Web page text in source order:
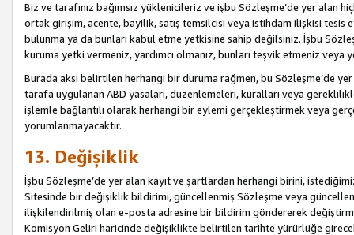
Biz ve tarafınız bağımsız yüklenicileriz ve işbu Sözleşme’de yer alan
ortak girişim, acente, bayilik, satış temsilcisi veya istihdam ilişkisi
bulunma ya da bunları kabul etme yetkisine sahip değilsiniz. İşbu
kuruma yetki vermeniz, yardımcı olmanız, bunları teşvik etmeniz
Burada aksi belirtilen herhangi bir duruma rağmen, bu Sözleşme’de
tarafa uygulanan ABD yasaları, düzenlemeleri, kuralları veya
işlemle bağlantılı olarak herhangi bir eylemi gerçekleştirmek veya
yorumlanmayacaktır.
13. Değişiklik
İşbu Sözleşme’de yer alan kayıt ve şartlardan herhangi birini,
Sitesinde bir değişiklik bildirimi, güncellenmiş Sözleşme veya
ilişkilendirilmiş olan e-posta adresine bir bildirim göndererek
Komisyon Geliri haricinde değişiklikte belirtilen tarihte yürürlüğe